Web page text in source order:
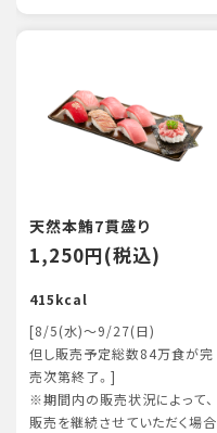
天然本鮪7貫盛り
1,250円(税込)
415kcal
[8/5(水)～9/27(日)
但し販売予定総数84万食が完
売次第終了。]
※期間内の販売状況によって、
販売を継続させていただく場合